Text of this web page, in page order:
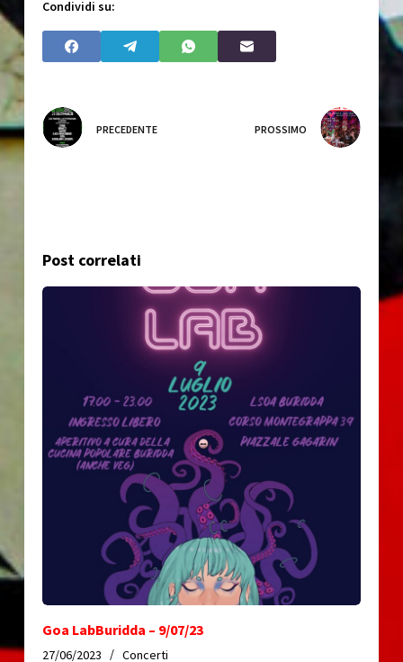
Condividi su:
PRECEDENTE PROSSIMO
Post correlati
Goa LabBuridda – 9/07/23
27/06/2023 Concerti